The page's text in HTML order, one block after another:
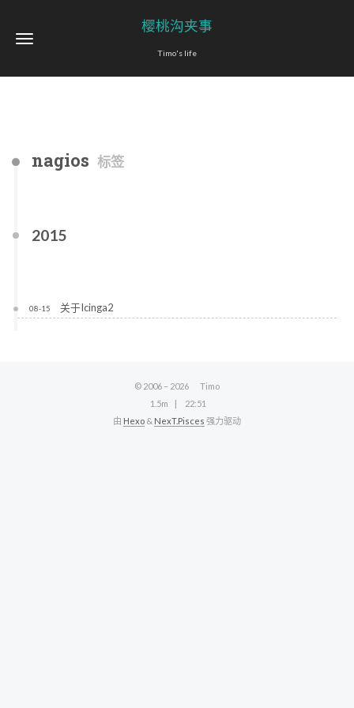
樱桃沟夹事
Timo's life
nagios 标签
2015
08-15 关于Icinga2
© 2006 – 2026
Timo
1.5m
22:51
由 Hexo & NexT.Pisces 强力驱动